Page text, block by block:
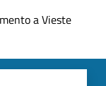
a Vieste